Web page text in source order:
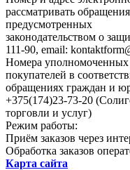
рассматривать
предусмотренных
законодательством о
111-90, email:
Номера уполномоченных
покупателей в
обращениях граждан и
+375(174)23-73-20
торговли и услуг)
Режим работы:
Приём заказов через
Обработка заказов
Карта сайта